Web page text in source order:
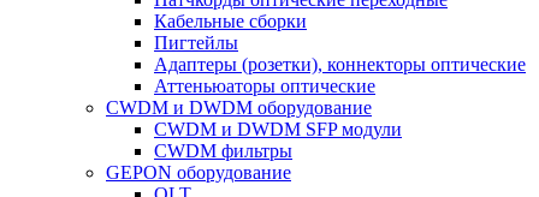
Кабельные сборки
Пигтейлы
Адаптеры (розетки), коннекторы оптические
Аттеньюаторы оптические
CWDM и DWDM оборудование
CWDM и DWDM SFP модули
CWDM фильтры
GEPON оборудование